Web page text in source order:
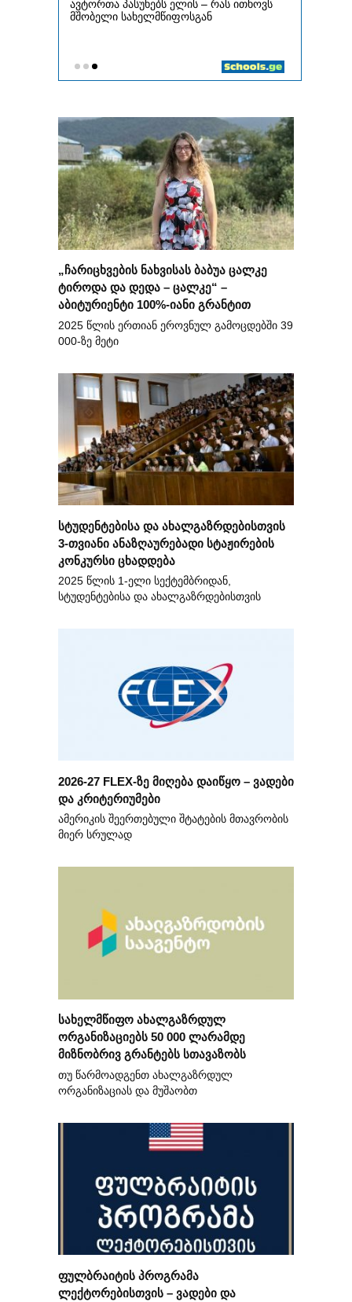
„ჩარიცხვების ნახვისას ბაბუა ცალკე
ტიროდა და დედა – ცალკე“ –
აბიტურიენტი 100%-იანი გრანტით
2025 წლის ერთიან ეროვნულ გამოცდებში 39
000-ზე მეტი
სტუდენტებისა და ახალგაზრდებისთვის
3-თვიანი ანაზღაურებადი სტაჟირების
კონკურსი ცხადდება
2025 წლის 1-ელი სექტემბრიდან,
სტუდენტებისა და ახალგაზრდებისთვის
2026-27 FLEX-ზე მიღება დაიწყო – ვადები
და კრიტერიუმები
ამერიკის შეერთებული შტატების მთავრობის
მიერ სრულად
სახელმწიფო ახალგაზრდულ
ორგანიზაციებს 50 000 ლარამდე
მიზნობრივ გრანტებს სთავაზობს
თუ წარმოადგენთ ახალგაზრდულ
ორგანიზაციას და მუშაობთ
ფულბრაიტის პროგრამა
ლექტორებისთვის – ვადები და